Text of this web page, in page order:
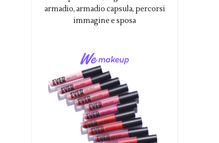
armadio, armadio capsula, percorsi
immagine e sposa